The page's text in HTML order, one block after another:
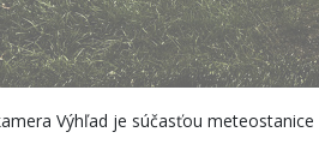
Výhľad je súčasťou meteostanice